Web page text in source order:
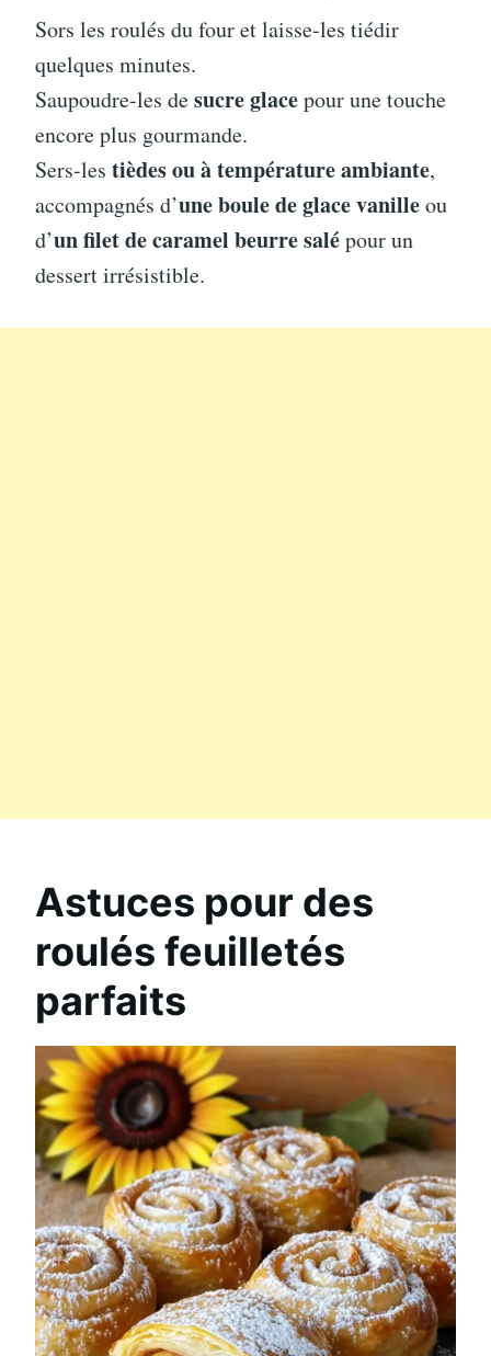
Sors les roulés du four et laisse-les tiédir
quelques minutes.
Saupoudre-les desucre glacepour une touche
encore plus gourmande.
Sers-les tièdes ou à température ambiante,
accompagnés d’une boule de glace vanilleou
d’un filet de caramel beurre salépour un
dessert irrésistible.
Astuces pour des
roulés feuilletés
parfaits